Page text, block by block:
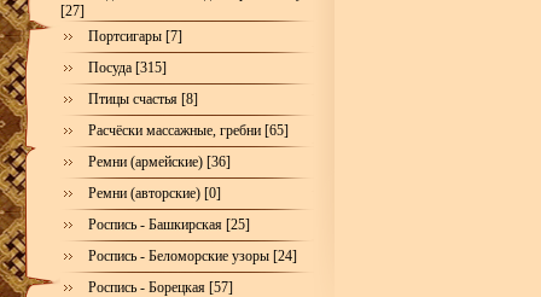
[27]
Портсигары [7]
Посуда [315]
Птицы счастья [8]
Расчёски массажные, гребни [65]
Ремни (армейские) [36]
Ремни (авторские) [0]
Роспись - Башкирская [25]
Роспись - Беломорские узоры [24]
Роспись - Борецкая [57]